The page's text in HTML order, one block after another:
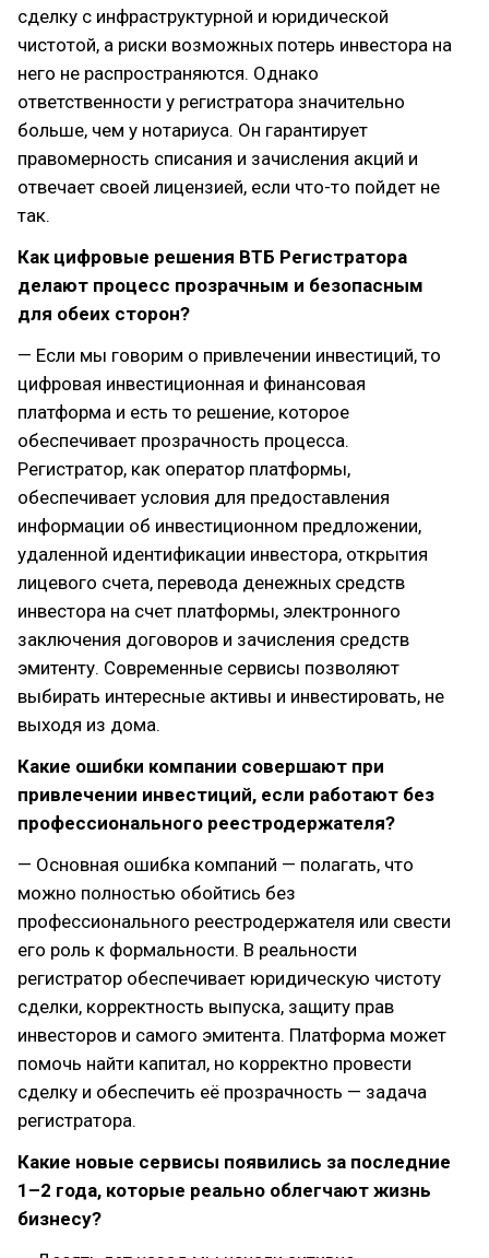
сделку с инфраструктурной и юридической
чистотой, а риски возможных потерь инвестора на
него не распространяются. Однако
ответственности у регистратора значительно
больше, чем у нотариуса. Он гарантирует
правомерность списания и зачисления акций и
отвечает своей лицензией, если что-то пойдет не
так.
Как цифровые решения ВТБ Регистратора
делают процесс прозрачным и безопасным
для обеих сторон?
— Если мы говорим о привлечении инвестиций, то
цифровая инвестиционная и финансовая
платформа и есть то решение, которое
обеспечивает прозрачность процесса.
Регистратор, как оператор платформы,
обеспечивает условия для предоставления
информации об инвестиционном предложении,
удаленной идентификации инвестора, открытия
лицевого счета, перевода денежных средств
инвестора на счет платформы, электронного
заключения договоров и зачисления средств
эмитенту. Современные сервисы позволяют
выбирать интересные активы и инвестировать, не
выходя из дома.
Какие ошибки компании совершают при
привлечении инвестиций, если работают без
профессионального реестродержателя?
— Основная ошибка компаний — полагать, что
можно полностью обойтись без
профессионального реестродержателя или свести
его роль к формальности. В реальности
регистратор обеспечивает юридическую чистоту
сделки, корректность выпуска, защиту прав
инвесторов и самого эмитента. Платформа может
помочь найти капитал, но корректно провести
сделку и обеспечить её прозрачность — задача
регистратора.
Какие новые сервисы появились за последние
1–2 года, которые реально облегчают жизнь
бизнесу?